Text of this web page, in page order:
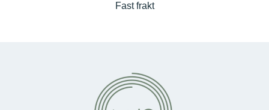
Fast frakt